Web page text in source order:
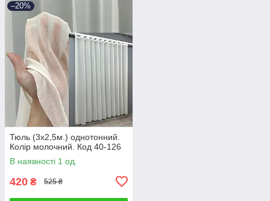
–20%
Тюль (3х2,5м.) однотонний.
Колір молочний. Код 40-126
В наявності 1 од.
420 ₴ 525 ₴